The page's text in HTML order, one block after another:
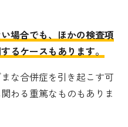
場合でも、ほかの検査項
るケースもあります。
な合併症を引き起こす可
わる重篤なものもありま